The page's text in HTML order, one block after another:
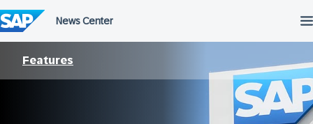
Features